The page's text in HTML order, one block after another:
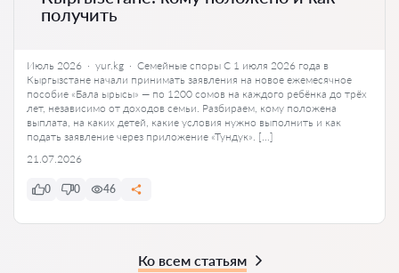
получить
Июль 2026 · yur.kg · Семейные споры С 1 июля 2026 года в
Кыргызстане начали принимать заявления на новое ежемесячное
пособие «Бала ырысы» — по 1200 сомов на каждого ребёнка до трёх
лет, независимо от доходов семьи. Разбираем, кому положена
выплата, на каких детей, какие условия нужно выполнить и как
подать заявление через приложение «Тундук». […]
21.07.2026
0 0 46
Ко всем статьям